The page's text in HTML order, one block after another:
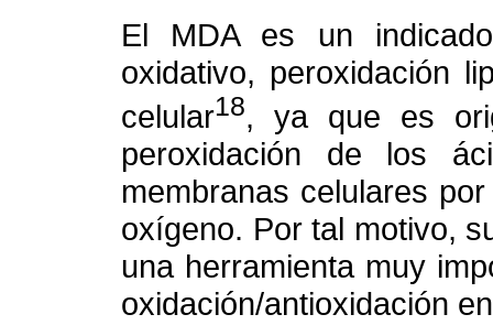
El MDA es un
oxidativo, peroxidación
celular18, ya que es
peroxidación de los
membranas celulares
oxígeno. Por tal motivo,
una herramienta muy
oxidación/antioxidación